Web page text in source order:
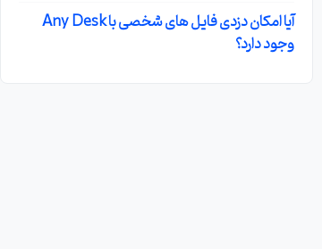
آیا امکان دزدی فایل های شخصی با Any Desk
وجود دارد؟